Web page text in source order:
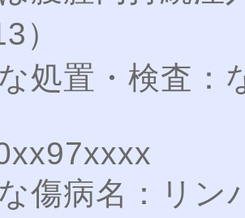
）
処置・検査：
傷病名：リン